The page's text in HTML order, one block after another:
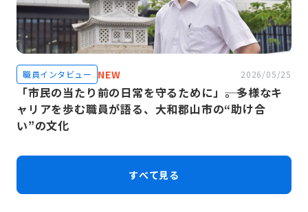
「市民の当たり前の日常を守るために」――。多様なキ
ャリアを歩む職員が語る、大和郡山市の“助け合
い”の文化
職員インタビュー NEW 2026/05/25
すべて見る